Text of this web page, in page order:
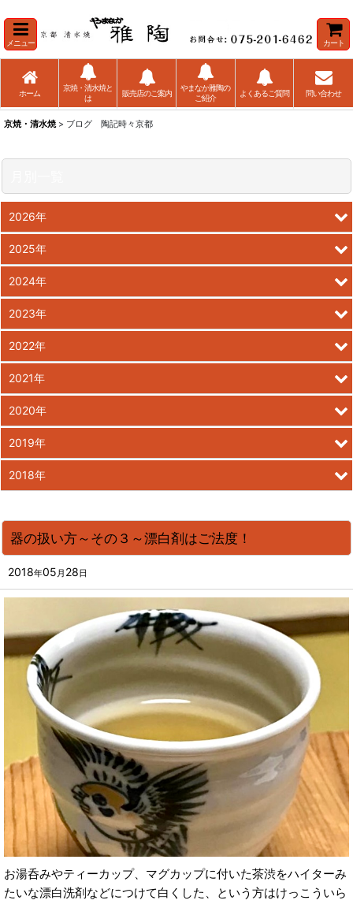
京焼・清水焼> ブログ 陶記時々京都
メニュー カート
ホーム
京焼・清水焼と
は
販売店のご案内
やまなか雅陶の
ご紹介
よくあるご質問 問い合わせ
器の扱い方～その３～漂白剤はご法度！
2018年05 月 28日
お湯呑みやティーカップ、マグカップに付いた茶渋をハイターみ
たいな漂白洗剤などにつけて白くした、という方はけっこういら
2026年
2025年
2024年
2023年
2022年
2021年
2020年
2019年
2018年